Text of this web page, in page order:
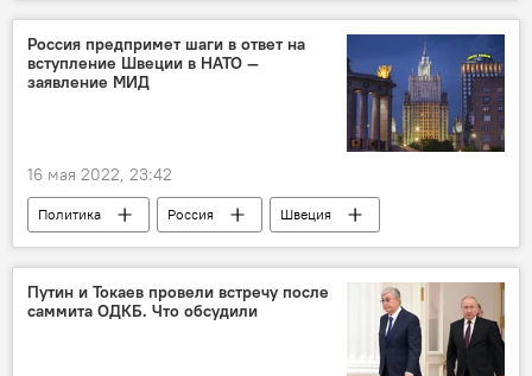
Россия предпримет шаги в ответ на
вступление Швеции в НАТО —
заявление МИД
16 мая 2022, 23:42
Политика Россия
Швеция
НАТО
вступление
МИД
заявление
Путин и Токаев провели встречу после
саммита ОДКБ. Что обсудили